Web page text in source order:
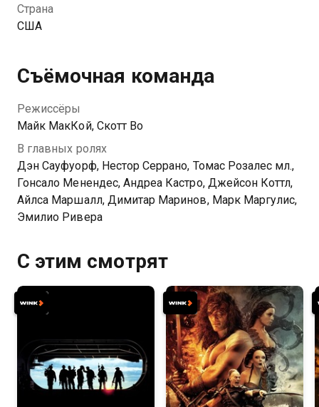
Страна
США
Съёмочная команда
Режиссёры
Майк МакКой, Скотт Во
В главных ролях
Дэн Сауфуорф, Нестор Серрано, Томас Розалес мл.,
Гонсало Менендес, Андреа Кастро, Джейсон Коттл,
Айлса Маршалл, Димитар Маринов, Марк Маргулис,
Эмилио Ривера
С этим смотрят